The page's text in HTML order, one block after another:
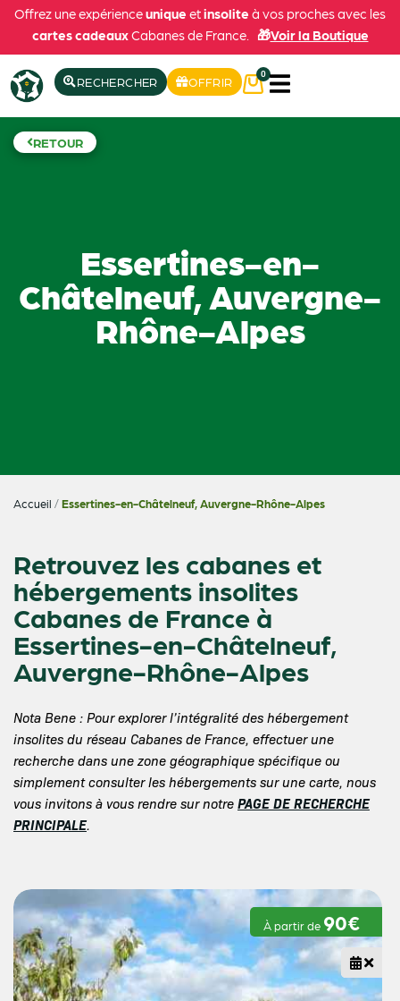
Offrez une expérienceunique etinsolite à vos proches avec les
cartes cadeauxCabanes de France. 🎁Voir la Boutique
RECHERCHER OFFRIR
0
RETOUR
Essertines-en-
Châtelneuf, Auvergne-
Rhône-Alpes
Accueil /Essertines-en-Châtelneuf, Auvergne-Rhône-Alpes
Retrouvez les cabanes et
hébergements insolites
Cabanes de France à
Essertines-en-Châtelneuf,
Auvergne-Rhône-Alpes
Nota Bene : Pour explorer l’intégralité des hébergement
insolites du réseau Cabanes de France, effectuer une
recherche dans une zone géographique spécifique ou
simplement consulter les hébergements sur une carte, nous
vous invitons à vous rendre sur notre PAGE DE RECHERCHE
PRINCIPALE.
À partir de 90€